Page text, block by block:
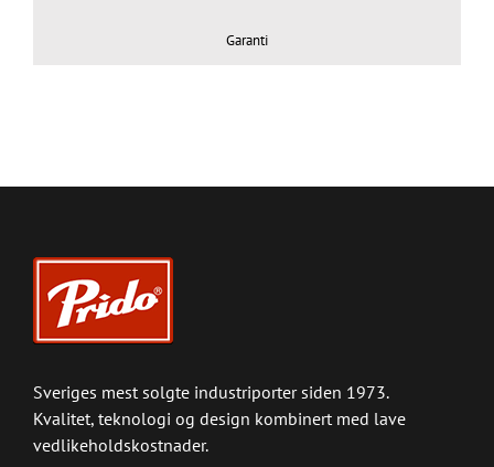
Garanti
Sveriges mest solgte industriporter siden 1973.
Kvalitet, teknologi og design kombinert med lave
vedlikeholdskostnader.